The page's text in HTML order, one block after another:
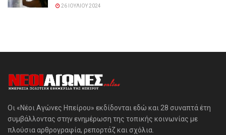
26 ΙΟΥΛΊΟΥ 2024
Οι «Νέοι Αγώνες Ηπείρου» εκδίδονται εδώ και 28 συναπτά έτη
συμβάλλοντας στην ενημέρωση της τοπικής κοινωνίας με
πλούσια αρθρογραφία, ρεπορτάζ και σχόλια.